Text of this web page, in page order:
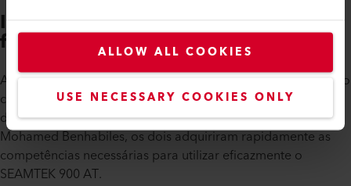
ALLOW ALL COOKIES
USE NECESSARY COOKIES ONLY
Inovação no mercado com
formação alargada
A dupla de artesãos foi inicialmente objeto de uma formação
completa com os peritos da Chimibat, representante oficial
da Leister na Argélia. Sob a orientação especializada de
Mohamed Benhabiles, os dois adquiriram rapidamente as
competências necessárias para utilizar eficazmente o
SEAMTEK 900 AT.